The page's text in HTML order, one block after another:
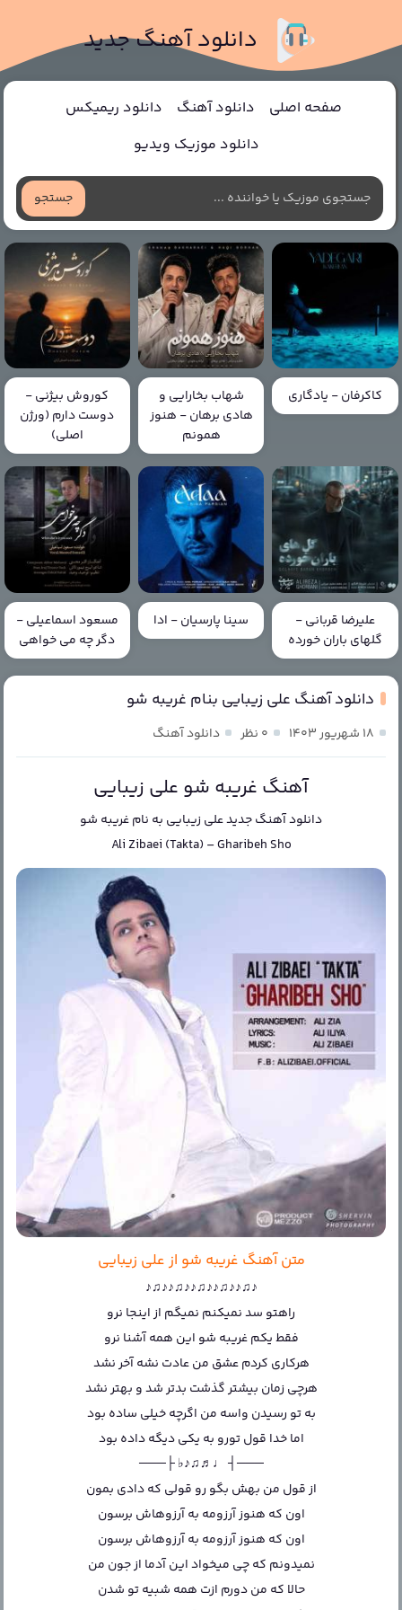
دانلود آهنگ جدید
صفحه اصلی دانلود آهنگ
دانلود ریمیکس
دانلود موزیک ویدیو
جستجو
کاکرفان - یادگاری
شهاب بخارایی و
هادی برهان - هنوز
همونم
کوروش بیژنی -
دوست دارم (ورژن
اصلی)
علیرضا قربانی -
گلهای باران خورده
سینا پارسیان - ادا
مسعود اسماعیلی -
دگر چه می خواهی
دانلود آهنگ علی زیبایی بنام غریبه شو
۱۸ شهریور ۱۴۰۳ ۰ نظر دانلود آهنگ
آهنگ غریبه شو علی زیبایی
دانلود آهنگ جدیدعلی زیبایی به نامغریبه شو
Ali Zibaei (Takta) –Gharibeh Sho
متن آهنگ غریبه شو از علی زیبایی
♪♫♪♪♫♪♪♫♪♪♫♪♪♫♪
راهتو سد نمیکنم نمیگم از اینجا نرو
فقط یکم غریبه شو این همه آشنا نرو
هرکاری کردم عشق من عادت نشه آخر نشد
هرچی زمان بیشتر گذشت بدتر شد و بهتر نشد
به تو رسیدن واسه من اگرچه خیلی ساده بود
اما خدا قول تورو به یکی دیگه داده بود
───┤ ♩♬♫♪♭ ├───
از قول من بهش بگو رو قولی که دادی بمون
اون که هنوز آرزومه به آرزوهاش برسون
اون که هنوز آرزومه به آرزوهاش برسون
نمیدونم که چی میخواد این آدما از جون من
حالا که من دورم ازت همه شبیه تو شدن